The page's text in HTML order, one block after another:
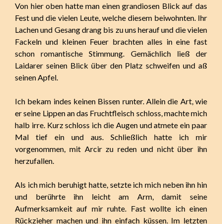
Von hier oben hatte man einen grandiosen Blick auf das
Fest und die vielen Leute, welche diesem beiwohnten. Ihr
Lachen und Gesang drang bis zu uns herauf und die vielen
Fackeln und kleinen Feuer brachten alles in eine fast
schon romantische Stimmung. Gemächlich ließ der
Laidarer seinen Blick über den Platz schweifen und aß
seinen Apfel.
Ich bekam indes keinen Bissen runter. Allein die Art, wie
er seine Lippen an das Fruchtfleisch schloss, machte mich
halb irre. Kurz schloss ich die Augen und atmete ein paar
Mal tief ein und aus. Schließlich hatte ich mir
vorgenommen, mit Arcir zu reden und nicht über ihn
herzufallen.
Als ich mich beruhigt hatte, setzte ich mich neben ihn hin
und berührte ihn leicht am Arm, damit seine
Aufmerksamkeit auf mir ruhte. Fast wollte ich einen
Rückzieher machen und ihn einfach küssen. Im letzten